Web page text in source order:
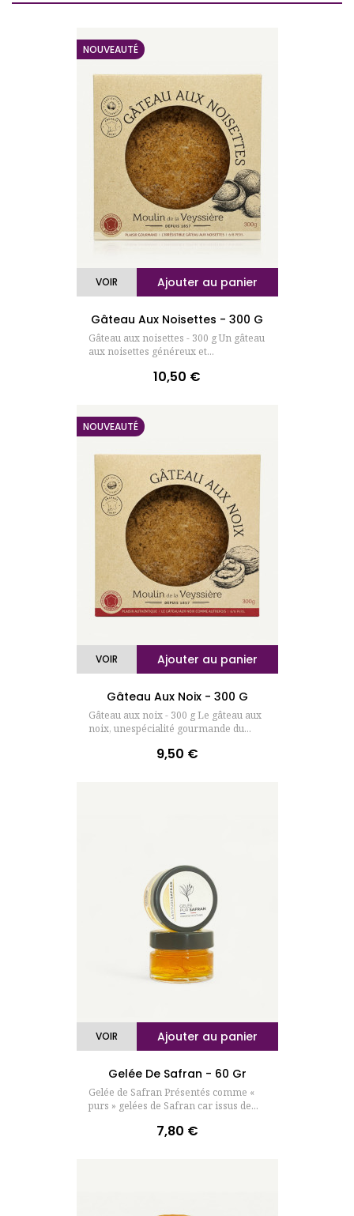
Ajouter au panier
VOIR
Gâteau Aux Noisettes - 300 G
Gâteau aux noisettes - 300 g Un gâteau
aux noisettes généreux et...
Prix
10,50 €
NOUVEAUTÉ
Ajouter au panier
VOIR
Gâteau Aux Noix - 300 G
Gâteau aux noix - 300 g Le gâteau aux
noix, unespécialité gourmande du...
Prix
9,50 €
NOUVEAUTÉ
Ajouter au panier
VOIR
Gelée De Safran - 60 Gr
Gelée de Safran Présentés comme «
purs » gelées de Safran car issus de...
Prix
7,80 €